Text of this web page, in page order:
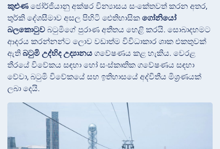
කුළුණ ජෝර්ජියානු අක්ෂර වින්‍යාසය සංකේතවත් කරන අතර,
තුර්කි දේශසීමාව අසල පිහිටි ඓතිහාසික ගෝනියෝ
බලකොටුව බටුමිගේ පුරාණ අතීතය හෙළි කරයි. සොබාදහමට
ආදරය කරන්නන්ට ලොව වඩාත්ම විවිධාකාර ශාක එකතුවක්
ඇති බටුමි උද්භිද උද්‍යානය ගවේෂණය කළ හැකිය. වෙරළ
තීරයේ විවේකය සඳහා හෝ සංස්කෘතික ගවේෂණය සඳහා
වේවා, බටුමි විවේකයේ සහ ඉතිහාසයේ අද්විතීය මිශ්‍රණයක්
ලබා දෙයි.